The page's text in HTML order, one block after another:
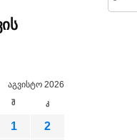
აგვისტო 2026
შ კ
1
2